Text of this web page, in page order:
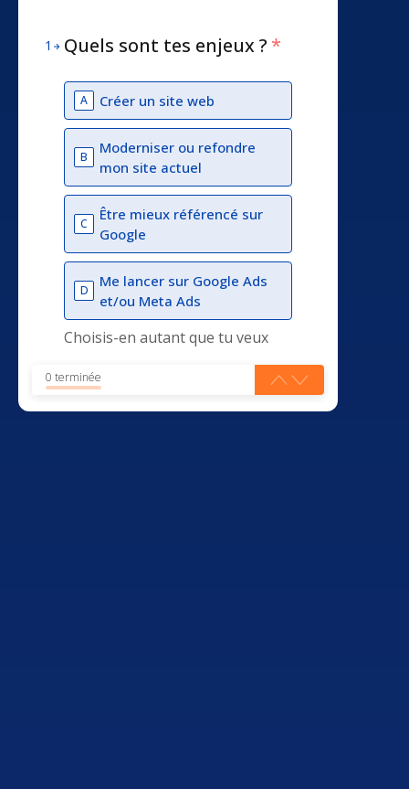
1 Quels sont tes enjeux ? *
A Créer un site web
B
Moderniser ou refondre
mon site actuel
C
Être mieux référencé sur
Google
D
Me lancer sur Google Ads
et/ou Meta Ads
Choisis-en autant que tu veux
0 terminée